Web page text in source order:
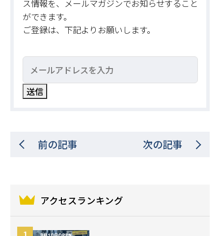
ス情報を、メールマガジンでお知らせすること
ができます。
ご登録は、下記よりお願いします。
前の記事 次の記事
アクセスランキング